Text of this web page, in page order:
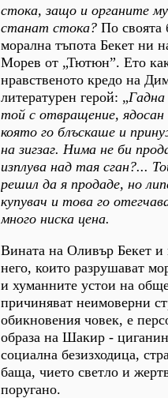
стока, защо и органите
станат стока? По своята
морална тъпота Бекет ни
Морев от „Тютюн”. Ето
нравственото кредо на
литературен герой: „
той с отвращение,
която го блъскаше и
на зигзаг. Нима не би
изплува над тая сган?...
решил да я продаде, но
купувач и това го
много ниска цена.
Вината на Оливър Бекет и
него, които разрушават
и хуманните устои на
причиняват неимоверни
обикновения човек, е
образа на Шакир -
социална безизходица,
баща, чието светло и
поругано.